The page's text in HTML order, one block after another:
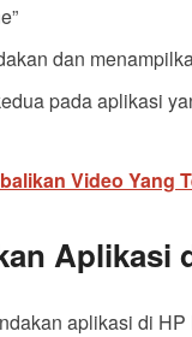
dan
pada aplikasi
Video Yang
Aplikasi
aplikasi di